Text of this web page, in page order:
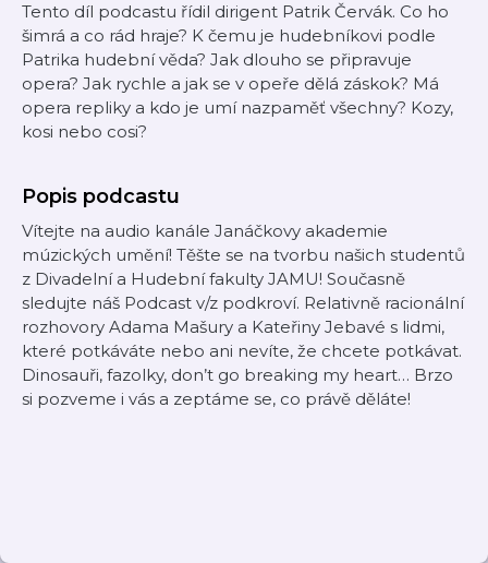
Tento díl podcastu řídil dirigent Patrik Červák. Co ho
šimrá a co rád hraje? K čemu je hudebníkovi podle
Patrika hudební věda? Jak dlouho se připravuje
opera? Jak rychle a jak se v opeře dělá záskok? Má
opera repliky a kdo je umí nazpaměť všechny? Kozy,
kosi nebo cosi?
Popis podcastu
Vítejte na audio kanále Janáčkovy akademie
múzických umění! Těšte se na tvorbu našich studentů
z Divadelní a Hudební fakulty JAMU! Současně
sledujte náš Podcast v/z podkroví. Relativně racionální
rozhovory Adama Mašury a Kateřiny Jebavé s lidmi,
které potkáváte nebo ani nevíte, že chcete potkávat.
Dinosauři, fazolky, don’t go breaking my heart… Brzo
si pozveme i vás a zeptáme se, co právě děláte!